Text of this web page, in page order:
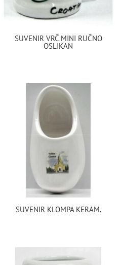
SUVENIR VRČ MINI RUČNO
OSLIKAN
SUVENIR KLOMPA KERAM.